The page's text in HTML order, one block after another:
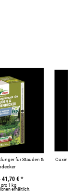
für Stauden &
41,70 € *
pro 1 kg
erhältlich.
Cuxin